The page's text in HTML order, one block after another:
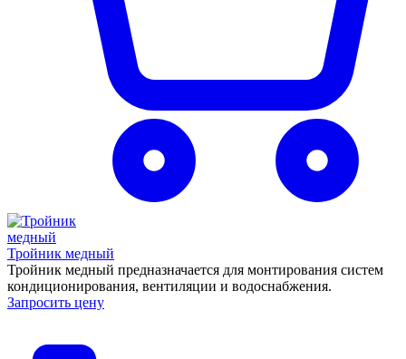
Тройник медный
Тройник медный предназначается для монтирования систем
кондиционирования, вентиляции и водоснабжения.
Запросить цену